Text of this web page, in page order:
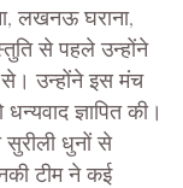
लखनऊ घराना,
से पहले उन्होंने
उन्होंने इस मंच
ज्ञापित की।
सुरीली धुनों से
टीम ने कई